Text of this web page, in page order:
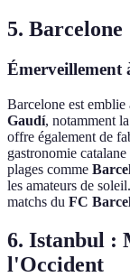
5.
Émerveillement
Barcelone est
Gaudí, notamment la
offre également de
gastronomie
plages comme
les amateurs de
matchs du FC
6. Istanbul :
l'Occident